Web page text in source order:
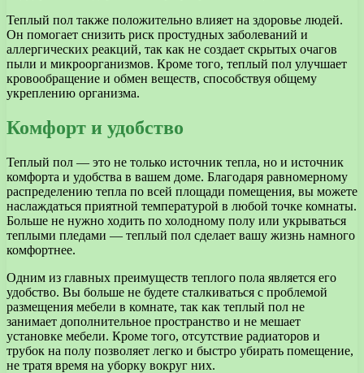
Теплый пол также положительно влияет на здоровье людей.
Он помогает снизить риск простудных заболеваний и
аллергических реакций, так как не создает скрытых очагов
пыли и микроорганизмов. Кроме того, теплый пол улучшает
кровообращение и обмен веществ, способствуя общему
укреплению организма.
Комфорт и удобство
Теплый пол — это не только источник тепла, но и источник
комфорта и удобства в вашем доме. Благодаря равномерному
распределению тепла по всей площади помещения, вы можете
наслаждаться приятной температурой в любой точке комнаты.
Больше не нужно ходить по холодному полу или укрываться
теплыми пледами — теплый пол сделает вашу жизнь намного
комфортнее.
Одним из главных преимуществ теплого пола является его
удобство. Вы больше не будете сталкиваться с проблемой
размещения мебели в комнате, так как теплый пол не
занимает дополнительное пространство и не мешает
установке мебели. Кроме того, отсутствие радиаторов и
трубок на полу позволяет легко и быстро убирать помещение,
не тратя время на уборку вокруг них.